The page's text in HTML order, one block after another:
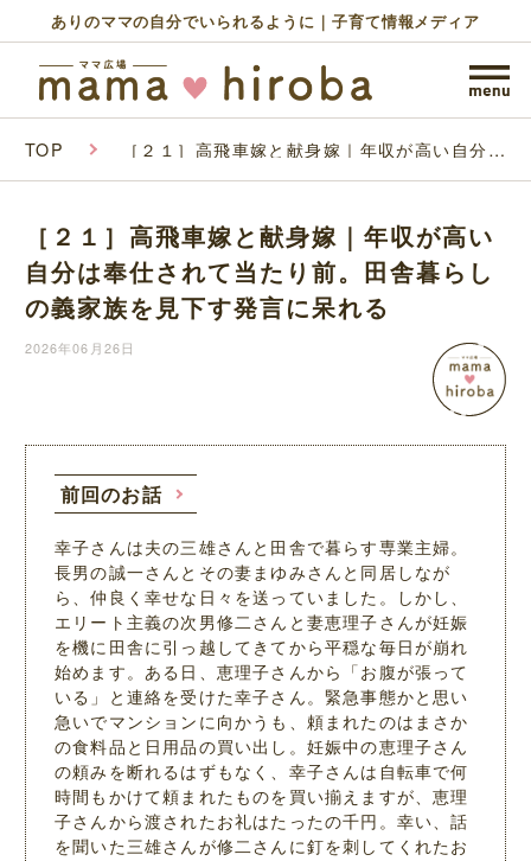
ありのママの自分でいられるように｜子育て情報メディア
TOP ［２１］高飛車嫁と献身嫁｜年収が高い自分は
下す発言に呆れる
［２１］高飛車嫁と献身嫁｜年収が高い
自分は奉仕されて当たり前。田舎暮らし
の義家族を見下す発言に呆れる
2026年06月26日
前回のお話
幸子さんは夫の三雄さんと田舎で暮らす専業主婦。
長男の誠一さんとその妻まゆみさんと同居しなが
ら、仲良く幸せな日々を送っていました。しかし、
エリート主義の次男修二さんと妻恵理子さんが妊娠
を機に田舎に引っ越してきてから平穏な毎日が崩れ
始めます。ある日、恵理子さんから「お腹が張って
いる」と連絡を受けた幸子さん。緊急事態かと思い
急いでマンションに向かうも、頼まれたのはまさか
の食料品と日用品の買い出し。妊娠中の恵理子さん
の頼みを断れるはずもなく、幸子さんは自転車で何
時間もかけて頼まれたものを買い揃えますが、恵理
子さんから渡されたお礼はたったの千円。幸い、話
を聞いた三雄さんが修二さんに釘を刺してくれたお